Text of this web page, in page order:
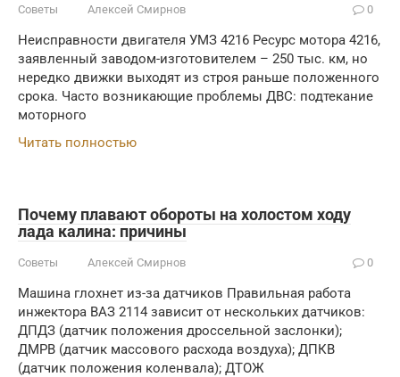
Советы Алексей Смирнов 0
Неисправности двигателя УМЗ 4216 Ресурс мотора 4216,
заявленный заводом-изготовителем – 250 тыс. км, но
нередко движки выходят из строя раньше положенного
срока. Часто возникающие проблемы ДВС: подтекание
моторного
Читать полностью
Почему плавают обороты на холостом ходу
лада калина: причины
Советы Алексей Смирнов 0
Машина глохнет из-за датчиков Правильная работа
инжектора ВАЗ 2114 зависит от нескольких датчиков:
ДПДЗ (датчик положения дроссельной заслонки);
ДМРВ (датчик массового расхода воздуха); ДПКВ
(датчик положения коленвала); ДТОЖ